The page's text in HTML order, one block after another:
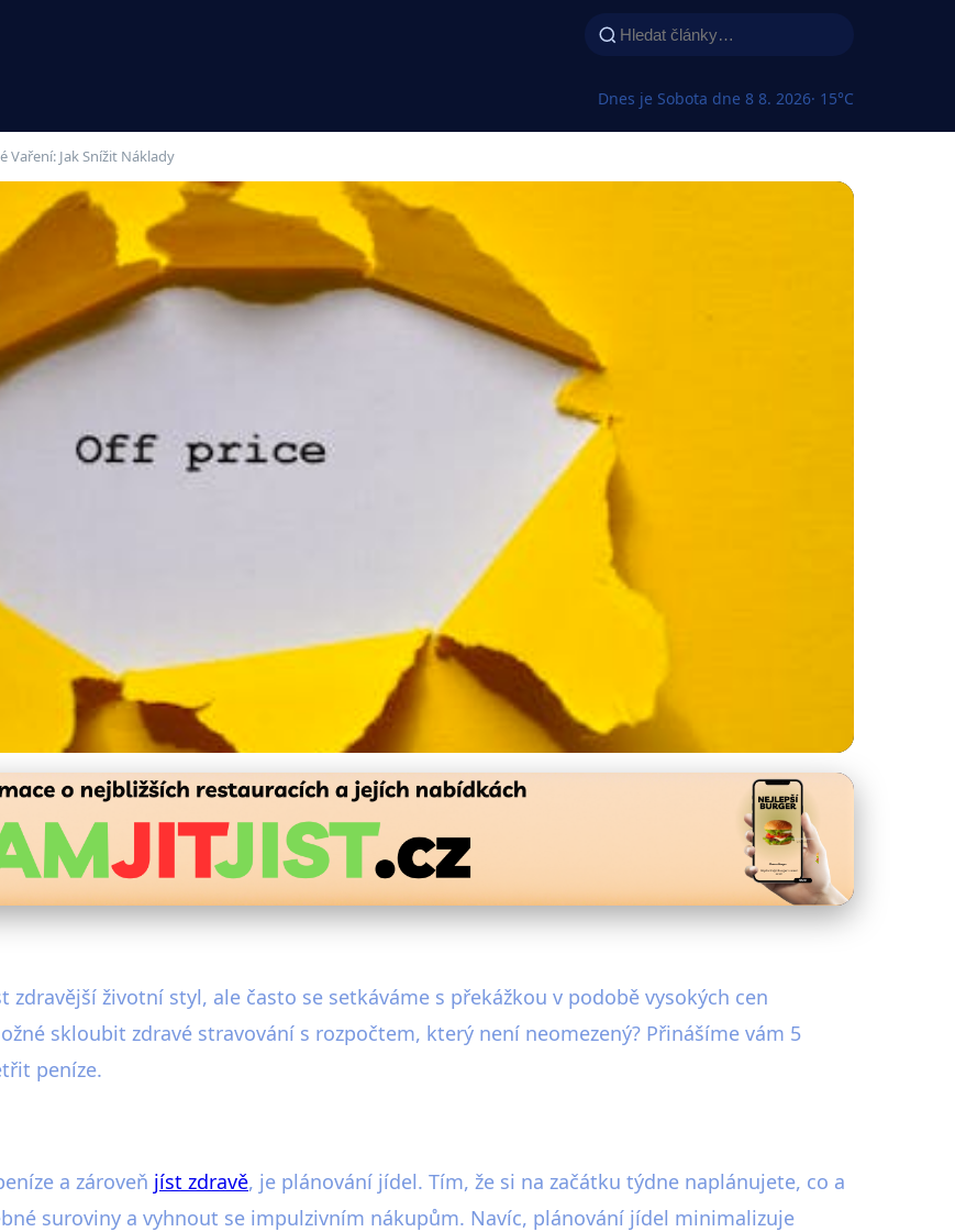
Dnes je Sobota dne 8 8. 2026· 15°C
Vaření: Jak Snížit Náklady
Vaření: Jak Snížit Náklady
zdravější životní styl, ale často se setkáváme s překážkou v podobě vysokých cen
skloubit zdravé stravování s rozpočtem, který není neomezený? Přinášíme vám 5
peníze.
a zároveň jíst zdravě, je plánování jídel. Tím, že si na začátku týdne naplánujete, co a
suroviny a vyhnout se impulzivním nákupům. Navíc, plánování jídel minimalizuje